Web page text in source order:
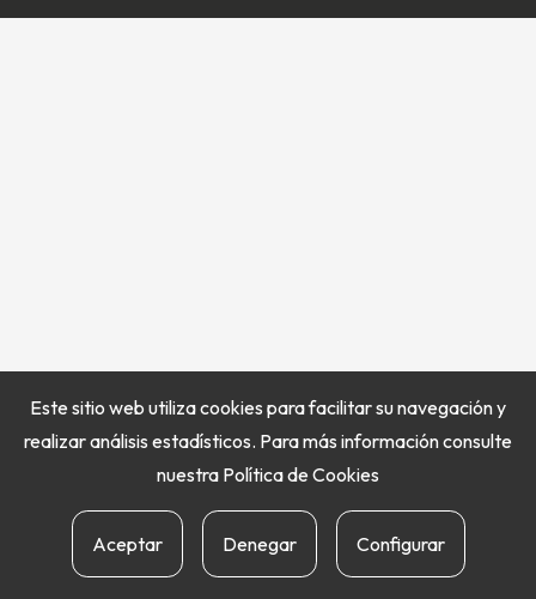
Este sitio web utiliza cookies para facilitar su navegación y
realizar análisis estadísticos. Para más información consulte
nuestra Política de Cookies
Aceptar Denegar Configurar